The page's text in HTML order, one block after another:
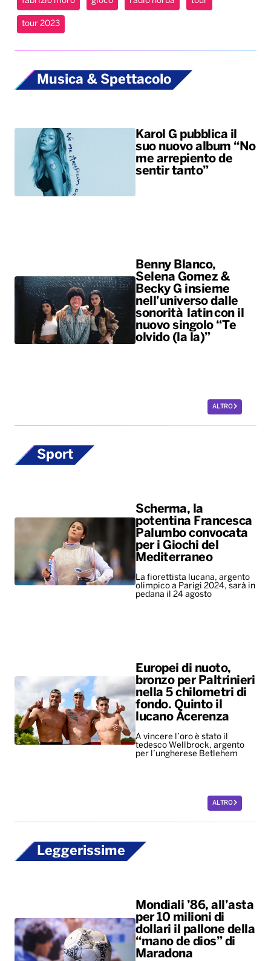
tour 2023
Musica & Spettacolo
Karol G pubblica il
suo nuovo album “No
me arrepiento de
sentir tanto”
Benny Blanco,
Selena Gomez &
Becky G insieme
nell’universo dalle
sonorità latin con il
nuovo singolo “Te
olvido (la la)”
ALTRO
Sport
Scherma, la
potentina Francesca
Palumbo convocata
per i Giochi del
Mediterraneo
La fiorettista lucana, argento
olimpico a Parigi 2024, sarà in
pedana il 24 agosto
Europei di nuoto,
bronzo per Paltrinieri
nella 5 chilometri di
fondo. Quinto il
lucano Acerenza
A vincere l’oro è stato il
tedesco Wellbrock, argento
per l’ungherese Betlehem
ALTRO
Leggerissime
Mondiali ’86, all’asta
per 10 milioni di
dollari il pallone della
“mano de dios” di
Maradona